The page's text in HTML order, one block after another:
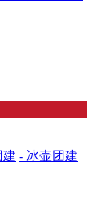
建 - 冰壶团建